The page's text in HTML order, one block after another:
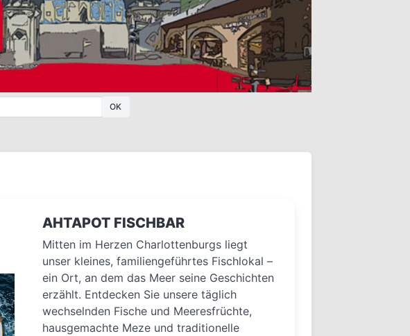
OK
AHTAPOT FISCHBAR
Mitten im Herzen Charlottenburgs liegt
unser kleines, familiengeführtes Fischlokal –
ein Ort, an dem das Meer seine Geschichten
erzählt. Entdecken Sie unsere täglich
wechselnden Fische und Meeresfrüchte,
hausgemachte Meze und traditionelle